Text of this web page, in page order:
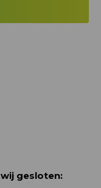
gesloten: